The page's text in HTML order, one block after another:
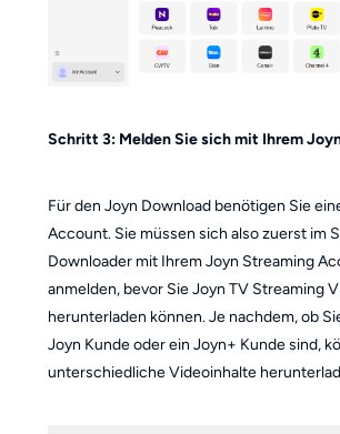
Schritt 3: Melden Sie sich mit Ihrem
Für den Joyn Download benötigen Sie
Account. Sie müssen sich also zuerst im
Downloader mit Ihrem Joyn Streaming
anmelden, bevor Sie Joyn TV Streaming
herunterladen können. Je nachdem, ob
Joyn Kunde oder ein Joyn+ Kunde sind,
unterschiedliche Videoinhalte